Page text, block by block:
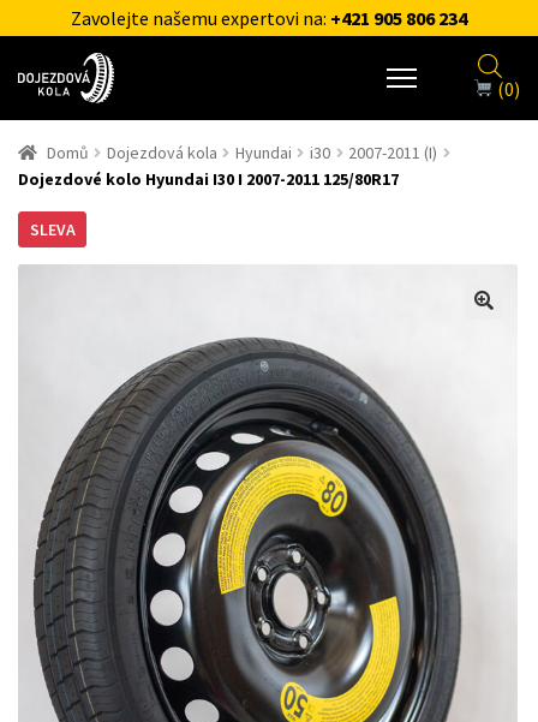
Zavolejte našemu expertovi na: +421 905 806 234
(0)
Domů Dojezdová kola Hyundai i30
2007-2011 (I)
Dojezdové kolo Hyundai I30 I 2007-2011 125/80R17
SLEVA